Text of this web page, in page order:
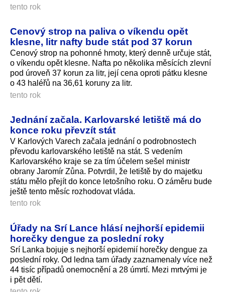
tento rok
Cenový strop na paliva o víkendu opět
klesne, litr nafty bude stát pod 37 korun
Cenový strop na pohonné hmoty, který denně určuje stát,
o víkendu opět klesne. Nafta po několika měsících zlevní
pod úroveň 37 korun za litr, její cena oproti pátku klesne
o 43 haléřů na 36,61 koruny za litr.
tento rok
Jednání začala. Karlovarské letiště má do
konce roku převzít stát
V Karlových Varech začala jednání o podrobnostech
převodu karlovarského letiště na stát. S vedením
Karlovarského kraje se za tím účelem sešel ministr
obrany Jaromír Zůna. Potvrdil, že letiště by do majetku
státu mělo přejít do konce letošního roku. O záměru bude
ještě tento měsíc rozhodovat vláda.
tento rok
Úřady na Srí Lance hlásí nejhorší epidemii
horečky dengue za poslední roky
Srí Lanka bojuje s nejhorší epidemií horečky dengue za
poslední roky. Od ledna tam úřady zaznamenaly více než
44 tisíc případů onemocnění a 28 úmrtí. Mezi mrtvými je
i pět dětí.